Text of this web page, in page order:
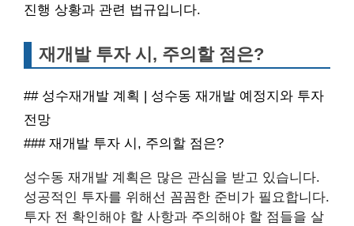
진행 상황과 관련 법규입니다.
재개발 투자 시, 주의할 점은?
## 성수재개발 계획 | 성수동 재개발 예정지와 투자
전망
### 재개발 투자 시, 주의할 점은?
성수동 재개발 계획은 많은 관심을 받고 있습니다.
성공적인 투자를 위해선 꼼꼼한 준비가 필요합니다.
투자 전 확인해야 할 사항과 주의해야 할 점들을 살